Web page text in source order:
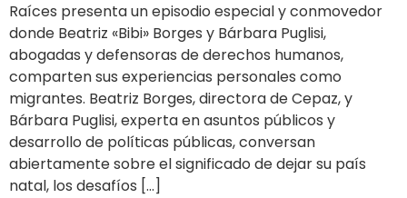
Raíces presenta un episodio especial y conmovedor
donde Beatriz «Bibi» Borges y Bárbara Puglisi,
abogadas y defensoras de derechos humanos,
comparten sus experiencias personales como
migrantes. Beatriz Borges, directora de Cepaz, y
Bárbara Puglisi, experta en asuntos públicos y
desarrollo de políticas públicas, conversan
abiertamente sobre el significado de dejar su país
natal, los desafíos […]